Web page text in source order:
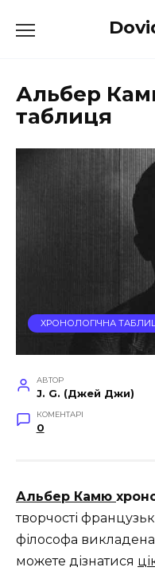
до
Альбер
таблиця
ХРОНОЛОГІЧНА
АВТОР
J. G. (Джей Джи)
КОМЕНТАРІ
0
Альбер Камю
творчості
філософа викладена
можете дізнатися